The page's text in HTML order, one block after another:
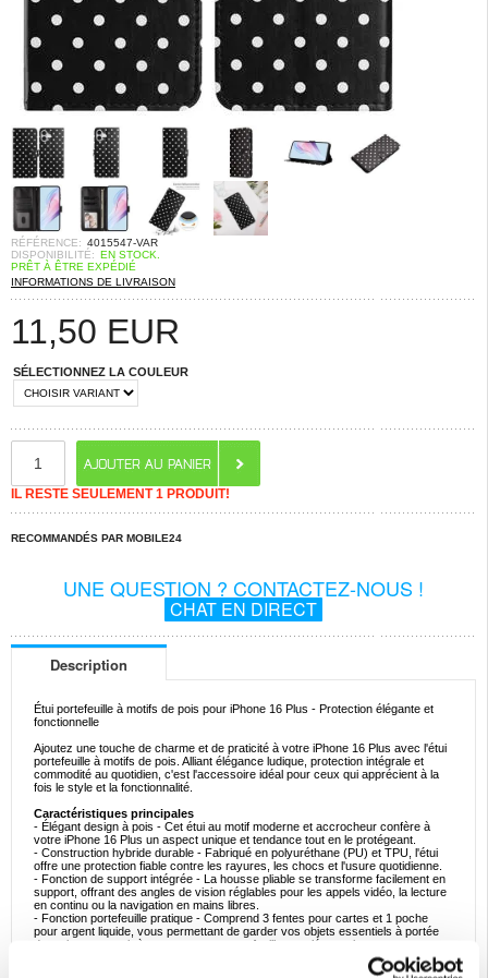
RÉFÉRENCE: 4015547-VAR
DISPONIBILITÉ: EN STOCK.
PRÊT À ÊTRE EXPÉDIÉ
INFORMATIONS DE LIVRAISON
11,50 EUR
SÉLECTIONNEZ LA COULEUR
IL RESTE SEULEMENT 1 PRODUIT!
RECOMMANDÉS PAR MOBILE24
UNE QUESTION ? CONTACTEZ-NOUS !
CHAT EN DIRECT
Description
Étui portefeuille à motifs de pois pour iPhone 16 Plus - Protection élégante et
fonctionnelle
Ajoutez une touche de charme et de praticité à votre iPhone 16 Plus avec l'étui
portefeuille à motifs de pois. Alliant élégance ludique, protection intégrale et
commodité au quotidien, c'est l'accessoire idéal pour ceux qui apprécient à la
fois le style et la fonctionnalité.
Caractéristiques principales
- Élégant design à pois - Cet étui au motif moderne et accrocheur confère à
votre iPhone 16 Plus un aspect unique et tendance tout en le protégeant.
- Construction hybride durable - Fabriqué en polyuréthane (PU) et TPU, l'étui
offre une protection fiable contre les rayures, les chocs et l'usure quotidienne.
- Fonction de support intégrée - La housse pliable se transforme facilement en
support, offrant des angles de vision réglables pour les appels vidéo, la lecture
en continu ou la navigation en mains libres.
- Fonction portefeuille pratique - Comprend 3 fentes pour cartes et 1 poche
pour argent liquide, vous permettant de garder vos objets essentiels à portée
de main sans avoir à transporter un portefeuille supplémentaire.
- Fermeture magnétique sécurisée - Permet de ranger votre téléphone et vos
objets de valeur en toute sécurité, tout en offrant un accès rapide et facile en